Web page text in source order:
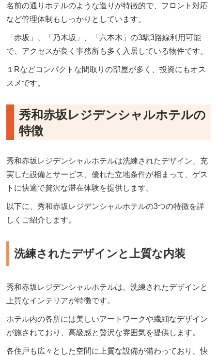
名前の通りホテルのような造りが特徴的で、フロント対応
など管理体制もしっかりとしています。
「赤坂」、「乃木坂」、「六本木」の3駅3路線利用可能
で、アクセスが良く事務所も多く入居している物件です。
１Rなどコンパクトな間取りの部屋が多く、投資にもオス
スメです。
秀和赤坂レジデンシャルホテルの
特徴
秀和赤坂レジデンシャルホテルは洗練されたデザイン、充
実した設備とサービス、優れた立地条件が相まって、ゲス
トに快適で贅沢な滞在体験を提供します。
以下に、秀和赤坂レジデンシャルホテルの3つの特徴を詳
しくご紹介します。
洗練されたデザインと上質な内装
秀和赤坂レジデンシャルホテルは、洗練されたデザインと
上質なインテリアが特徴です。
ホテル内の各所には美しいアートワークや繊細なデザイン
が施されており、高級感と贅沢な雰囲気を提供します。
各住戸も広々とした空間に上質な設備が備わっており、快